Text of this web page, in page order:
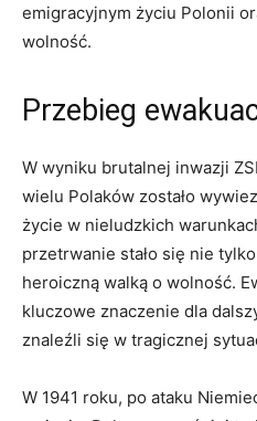
emigracyjnym życiu Polonii
wolność.
Przebieg
W wyniku brutalnej inwazji
wielu Polaków zostało
życie w nieludzkich
przetrwanie stało się nie
heroiczną walką o wolność.
kluczowe znaczenie dla
znaleźli się w tragicznej
W 1941 roku, po ataku